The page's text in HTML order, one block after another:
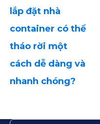
lắp đặt nhà
container có thể
tháo rời một
cách dễ dàng và
nhanh chóng?